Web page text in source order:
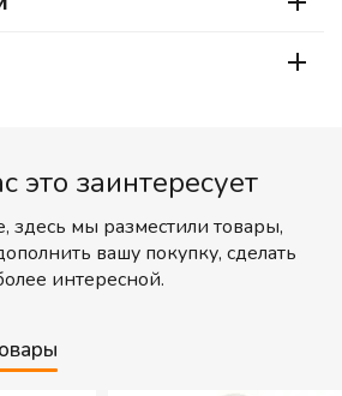
это заинтересует
здесь мы разместили товары,
вашу покупку, сделать
интересной.